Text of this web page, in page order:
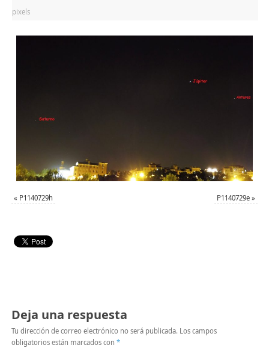
pixels
« P1140729h P1140729e »
Deja una respuesta
Tu dirección de correo electrónico no será publicada. Los campos
obligatorios están marcados con *